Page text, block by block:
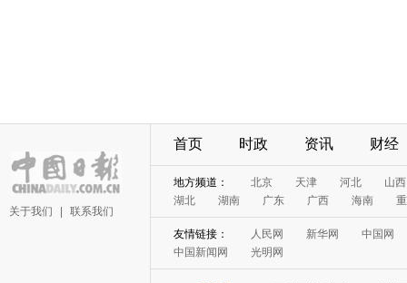
关于我们 联系我们
首页 时政 资讯 财经
地方频道： 北京 天津 河北
山西
湖北
湖南 广东 广西 海南
友情链接： 人民网 新华网
中国网
中国新闻网
光明网